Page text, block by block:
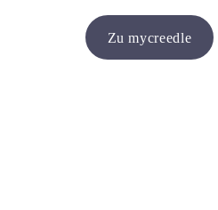
Zu mycreedle